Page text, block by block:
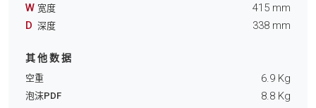
W 宽度 415 mm
D 深度 338 mm
其他数据
空重 6.9 Kg
泡沫PDF 8.8 Kg